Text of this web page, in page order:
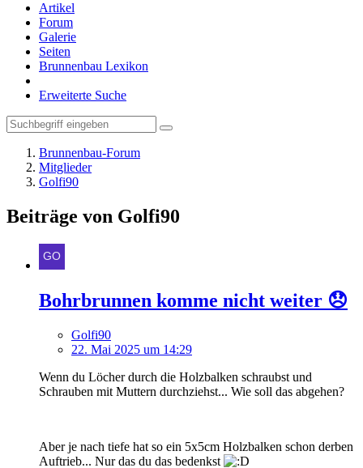
Artikel
Forum
Galerie
Seiten
Brunnenbau Lexikon
Erweiterte Suche
Brunnenbau-Forum
Mitglieder
Golfi90
Beiträge von Golfi90
Bohrbrunnen komme nicht weiter 😞
Golfi90
22. Mai 2025 um 14:29
Wenn du Löcher durch die Holzbalken schraubst und
Schrauben mit Muttern durchziehst... Wie soll das abgehen?
Aber je nach tiefe hat so ein 5x5cm Holzbalken schon derben
Auftrieb... Nur das du das bedenkst